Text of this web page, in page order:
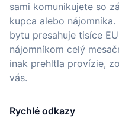
sami komunikujete so
kupca alebo
bytu presahuje tisíce
nájomníkom celý
inak prehltla provízie,
vás.
Rychlé odkazy